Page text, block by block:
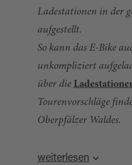
Ladestationen in der
aufgestellt.
So kann das E-Bike
unkompliziert
über die
Tourenvorschläge
Oberpfälzer Waldes.
Quelle:destination.one
weiterlesen